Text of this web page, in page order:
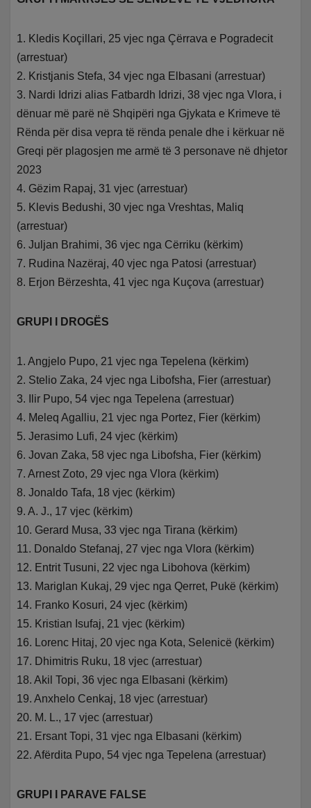
1. Kledis Koçillari, 25 vjec nga Çërrava e Pogradecit
(arrestuar)
2. Kristjanis Stefa, 34 vjec nga Elbasani (arrestuar)
3. Nardi Idrizi alias Fatbardh Idrizi, 38 vjec nga Vlora, i
dënuar më parë në Shqipëri nga Gjykata e Krimeve të
Rënda për disa vepra të rënda penale dhe i kërkuar në
Greqi për plagosjen me armë të 3 personave në dhjetor
2023
4. Gëzim Rapaj, 31 vjec (arrestuar)
5. Klevis Bedushi, 30 vjec nga Vreshtas, Maliq
(arrestuar)
6. Juljan Brahimi, 36 vjec nga Cërriku (kërkim)
7. Rudina Nazëraj, 40 vjec nga Patosi (arrestuar)
8. Erjon Bërzeshta, 41 vjec nga Kuçova (arrestuar)
GRUPI I DROGËS
1. Angjelo Pupo, 21 vjec nga Tepelena (kërkim)
2. Stelio Zaka, 24 vjec nga Libofsha, Fier (arrestuar)
3. Ilir Pupo, 54 vjec nga Tepelena (arrestuar)
4. Meleq Agalliu, 21 vjec nga Portez, Fier (kërkim)
5. Jerasimo Lufi, 24 vjec (kërkim)
6. Jovan Zaka, 58 vjec nga Libofsha, Fier (kërkim)
7. Arnest Zoto, 29 vjec nga Vlora (kërkim)
8. Jonaldo Tafa, 18 vjec (kërkim)
9. A. J., 17 vjec (kërkim)
10. Gerard Musa, 33 vjec nga Tirana (kërkim)
11. Donaldo Stefanaj, 27 vjec nga Vlora (kërkim)
12. Entrit Tusuni, 22 vjec nga Libohova (kërkim)
13. Mariglan Kukaj, 29 vjec nga Qerret, Pukë (kërkim)
14. Franko Kosuri, 24 vjec (kërkim)
15. Kristian Isufaj, 21 vjec (kërkim)
16. Lorenc Hitaj, 20 vjec nga Kota, Selenicë (kërkim)
17. Dhimitris Ruku, 18 vjec (arrestuar)
18. Akil Topi, 36 vjec nga Elbasani (kërkim)
19. Anxhelo Cenkaj, 18 vjec (arrestuar)
20. M. L., 17 vjec (arrestuar)
21. Ersant Topi, 31 vjec nga Elbasani (kërkim)
22. Afërdita Pupo, 54 vjec nga Tepelena (arrestuar)
GRUPI I PARAVE FALSE